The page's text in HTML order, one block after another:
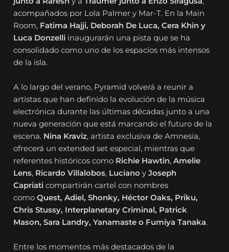
acompañados por Lola Palmer y Mar-T. En la Main
Room, Fatima Hajji, Deborah De Luca, Cera Khin y
Luca Donzelli inaugurarán una pista que se ha
consolidado como uno de los espacios más intensos
de la isla.
A lo largo del verano, Pyramid volverá a reunir a
artistas que han definido la evolución de la música
electrónica durante las últimas décadas junto a una
nueva generación que está marcando el futuro de la
escena. Nina Kraviz, artista exclusiva de Amnesia,
ofrecerá un extended set especial, mientras que
referentes históricos como Richie Hawtin,Amelie
Lens, Ricardo Villalobos, Luciano yJoseph
Capriati compartirán cartel con nombres
comoQuest, Adiel, Shonky, Héctor Oaks, Priku,
Chris Stussy, Interplanetary Criminal, Patrick
Mason, Sara Landry, Yanamaste o Fumiya Tanaka.
Entre los momentos más destacados de la